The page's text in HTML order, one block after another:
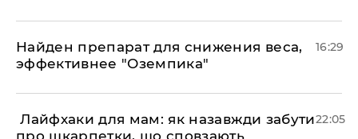
Найден препарат для снижения веса,
эффективнее "Оземпика"
16:29
​ Лайфхаки для мам: як назавжди забути
про шкарпетки, що сповзають
22:05